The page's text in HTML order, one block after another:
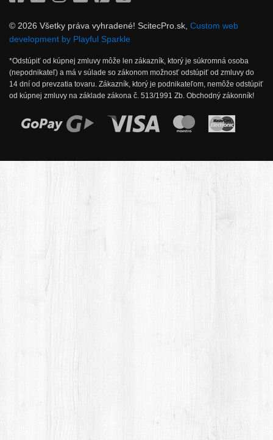
© 2026 Všetky práva vyhradené! ScitecPro.sk, Custom web
development by Playful Sparkle
*Odstúpiť od kúpnej zmluvy môže len zákazník, ktorý je súkromná osoba
(nepodnikateľ) a má v súlade so zákonom možnosť odstúpiť od zmluvy do
14 dní od prevzatia tovaru. Zákazník, ktorý je podnikateľom, nemôže odstúpiť
od kúpnej zmluvy na základe zákona č. 513/1991 Zb. Obchodný zákonník!
Možnosti online platby